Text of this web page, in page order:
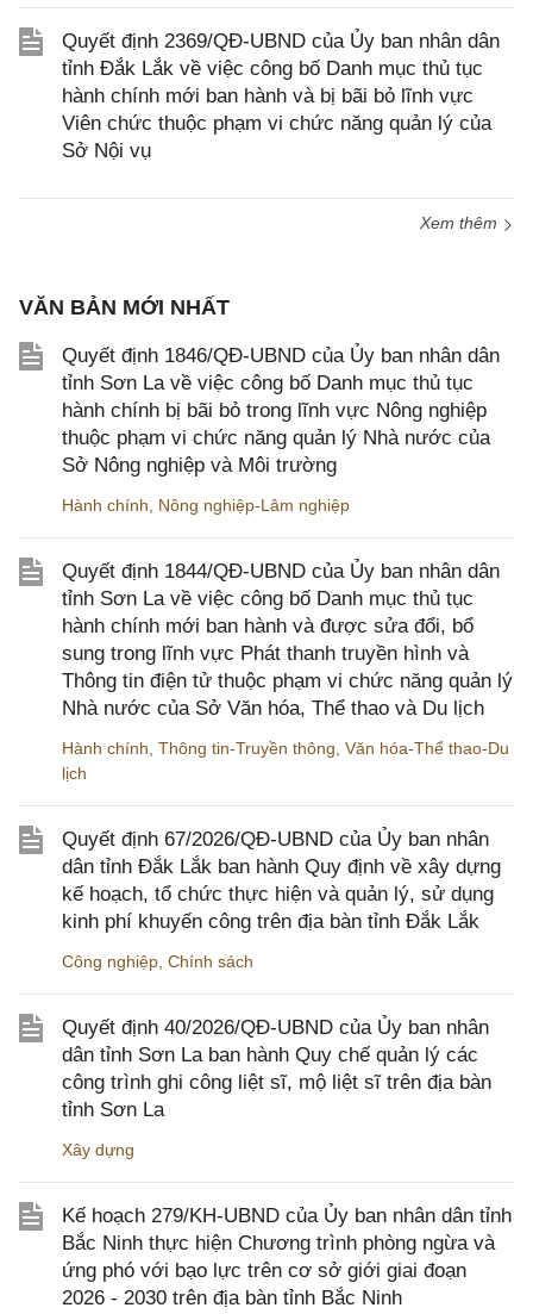
Quyết định 2369/QĐ-UBND của Ủy ban nhân dân
tỉnh Đắk Lắk về việc công bố Danh mục thủ tục
hành chính mới ban hành và bị bãi bỏ lĩnh vực
Viên chức thuộc phạm vi chức năng quản lý của
Sở Nội vụ
Xem thêm
VĂN BẢN MỚI NHẤT
Quyết định 1846/QĐ-UBND của Ủy ban nhân dân
tỉnh Sơn La về việc công bố Danh mục thủ tục
hành chính bị bãi bỏ trong lĩnh vực Nông nghiệp
thuộc phạm vi chức năng quản lý Nhà nước của
Sở Nông nghiệp và Môi trường
Hành chính, Nông nghiệp-Lâm nghiệp
Quyết định 1844/QĐ-UBND của Ủy ban nhân dân
tỉnh Sơn La về việc công bố Danh mục thủ tục
hành chính mới ban hành và được sửa đổi, bổ
sung trong lĩnh vực Phát thanh truyền hình và
Thông tin điện tử thuộc phạm vi chức năng quản lý
Nhà nước của Sở Văn hóa, Thể thao và Du lịch
Hành chính, Thông tin-Truyền thông, Văn hóa-Thể thao-Du
lịch
Quyết định 67/2026/QĐ-UBND của Ủy ban nhân
dân tỉnh Đắk Lắk ban hành Quy định về xây dựng
kế hoạch, tổ chức thực hiện và quản lý, sử dụng
kinh phí khuyến công trên địa bàn tỉnh Đắk Lắk
Công nghiệp, Chính sách
Quyết định 40/2026/QĐ-UBND của Ủy ban nhân
dân tỉnh Sơn La ban hành Quy chế quản lý các
công trình ghi công liệt sĩ, mộ liệt sĩ trên địa bàn
tỉnh Sơn La
Xây dựng
Kế hoạch 279/KH-UBND của Ủy ban nhân dân tỉnh
Bắc Ninh thực hiện Chương trình phòng ngừa và
ứng phó với bạo lực trên cơ sở giới giai đoạn
2026 - 2030 trên địa bàn tỉnh Bắc Ninh